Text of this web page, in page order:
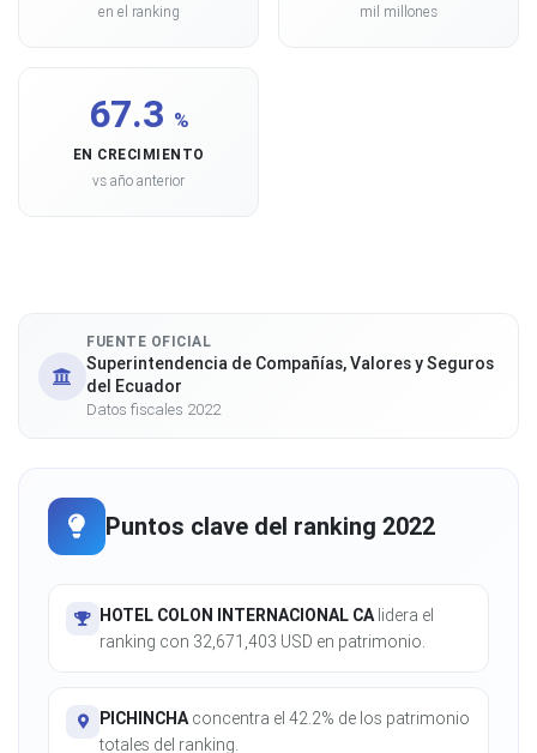
en el ranking
mil millones
67.3 %
EN CRECIMIENTO
vs año anterior
FUENTE OFICIAL
Superintendencia de Compañías, Valores y Seguros
del Ecuador
Datos fiscales 2022
Puntos clave del ranking 2022
HOTEL COLON INTERNACIONAL CAlidera el
ranking con 32,671,403 USD en patrimonio.
PICHINCHAconcentra el 42.2% de los patrimonio
totales del ranking.